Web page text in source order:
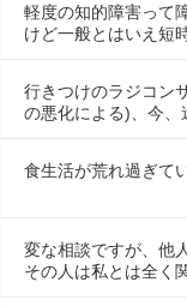
軽度の知的障害って
けど一般とはいえ短
行きつけのラジコン
の悪化による)、今、
食生活が荒れ過ぎて
変な相談ですが、他
その人は私とは全く